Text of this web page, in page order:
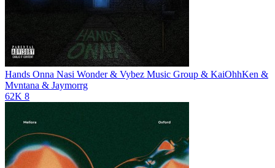
Hands Onna Nasi Wonder & Vybez Music Group & KaiOhhKen &
Mvntana & Jaymorrg
62K 8